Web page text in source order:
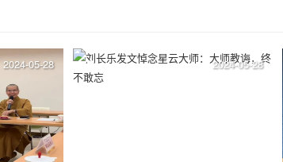
2024-05-28 2024-05-28